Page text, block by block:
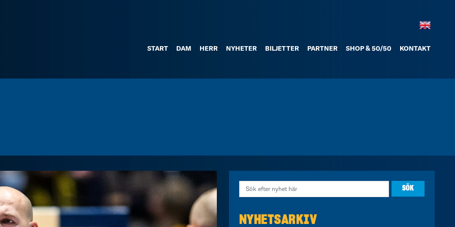
START DAM HERR NYHETER BILJETTER PARTNER SHOP & 50/50 KONTAKT
NYHETSARKIV